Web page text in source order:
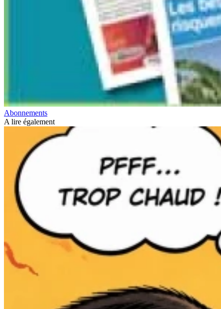
Abonnements
A lire également